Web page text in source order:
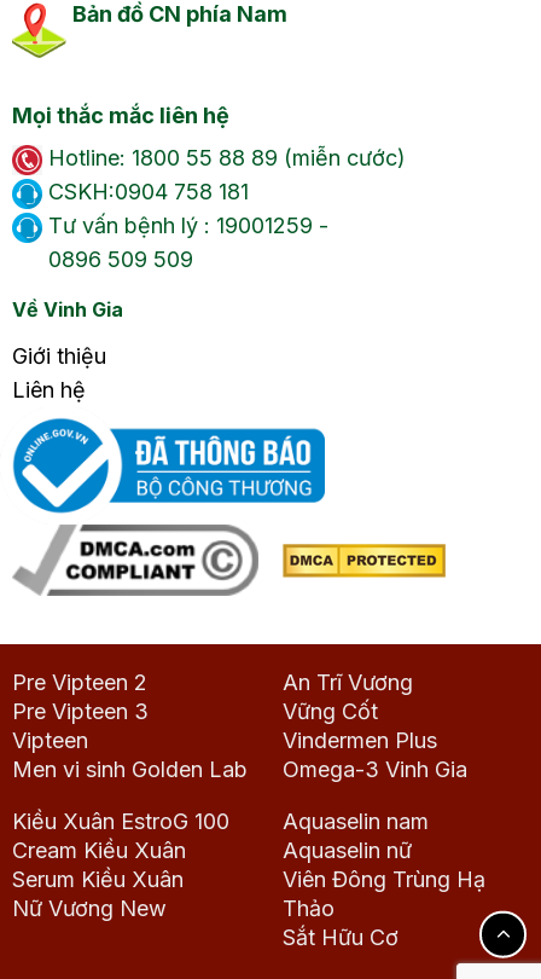
Bản đồ CN phía Nam
Mọi thắc mắc liên hệ
Hotline: 1800 55 88 89 (miễn cước)
CSKH:0904 758 181
Tư vấn bệnh lý : 19001259 -
0896 509 509
Về Vinh Gia
Giới thiệu
Liên hệ
Pre Vipteen 2
Pre Vipteen 3
Vipteen
Men vi sinh Golden Lab
An Trĩ Vương
Vững Cốt
Vindermen Plus
Omega-3 Vinh Gia
Kiều Xuân EstroG 100
Cream Kiều Xuân
Serum Kiều Xuân
Nữ Vương New
Aquaselin nam
Aquaselin nữ
Viên Đông Trùng Hạ
Thảo
Sắt Hữu Cơ